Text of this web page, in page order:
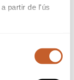
partir de l'ús
disputarà el